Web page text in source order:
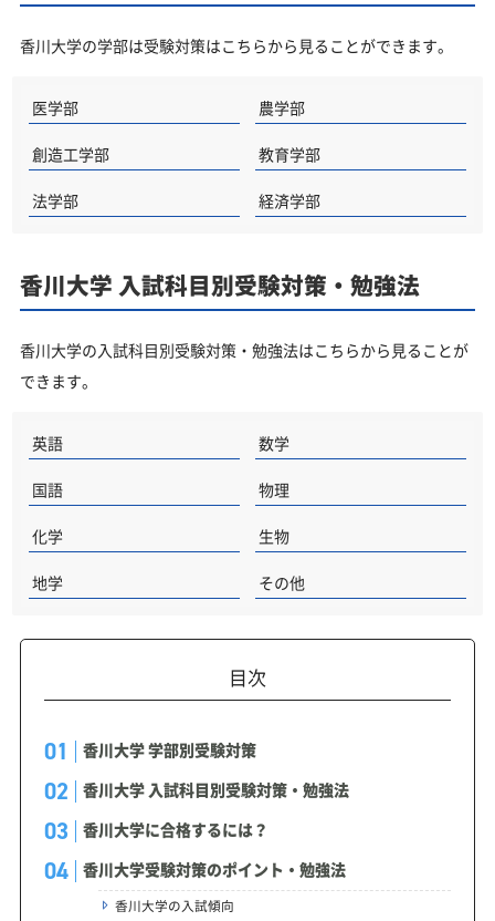
香川大学の学部は受験対策はこちらから見ることができます。
医学部 農学部
創造工学部 教育学部
法学部 経済学部
香川大学 入試科目別受験対策・勉強法
香川大学の入試科目別受験対策・勉強法はこちらから見ることが
できます。
英語 数学
国語 物理
化学 生物
地学 その他
目次
香川大学 学部別受験対策
香川大学 入試科目別受験対策・勉強法
香川大学に合格するには？
香川大学受験対策のポイント・勉強法
香川大学の入試傾向